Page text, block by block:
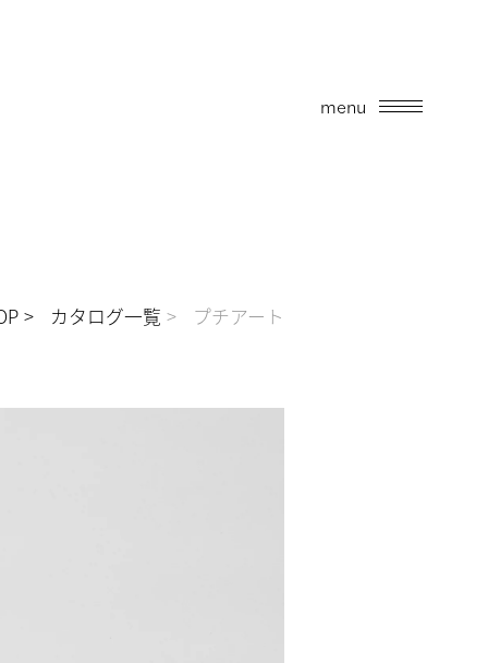
menu
カタログ一覧 プチアート